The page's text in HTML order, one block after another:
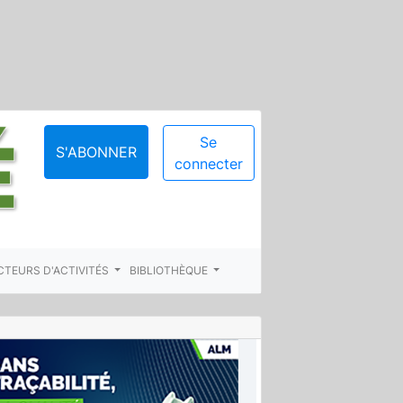
S'ABONNER
Se
connecter
D'ACTIVITÉS BIBLIOTHÈQUE